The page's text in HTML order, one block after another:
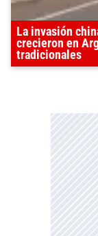
La invasión
crecieron en
tradicionales